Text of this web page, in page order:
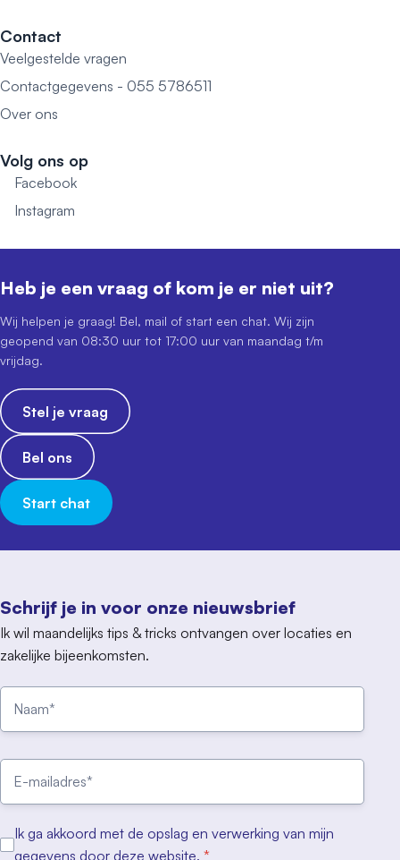
Contact
Veelgestelde vragen
Contactgegevens - 055 5786511
Over ons
Volg ons op
Facebook
Instagram
Schrijf je in voor onze nieuwsbrief
Ik wil maandelijks tips & tricks ontvangen over locaties en
zakelijke bijeenkomsten.
Ik ga akkoord met de opslag en verwerking van mijn
gegevens door deze website. *
Heb je een vraag of kom je er niet uit?
Wij helpen je graag! Bel, mail of start een chat. Wij zijn
geopend van 08:30 uur tot 17:00 uur van maandag t/m
vrijdag.
Stel je vraag
Bel ons
Start chat